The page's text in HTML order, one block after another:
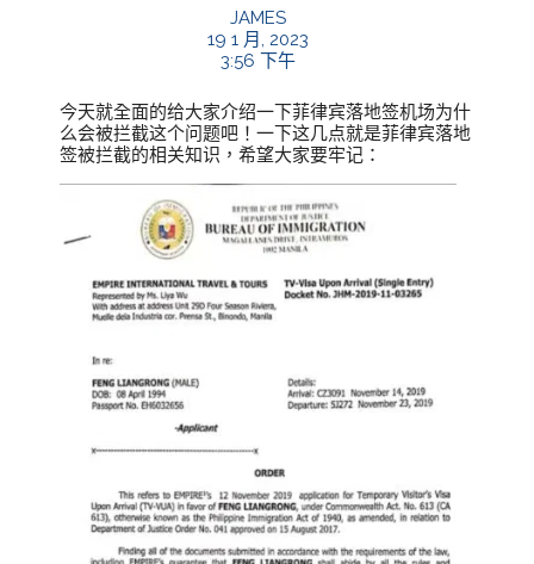
JAMES
19 1 月, 2023
3:56 下午
今天就全面的给大家介绍一下菲律宾落地签机场为什
么会被拦截这个问题吧！一下这几点就是菲律宾落地
签被拦截的相关知识，希望大家要牢记：